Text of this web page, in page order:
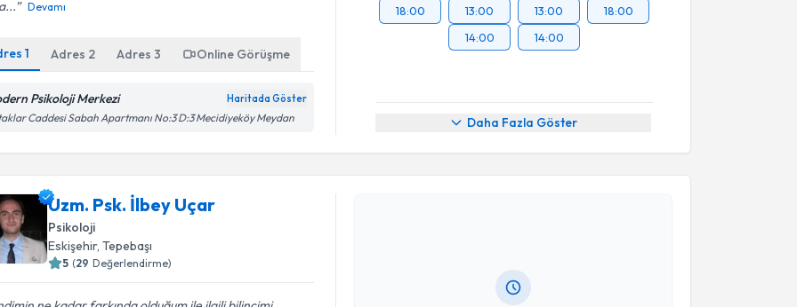
Devamı
1 Adres 2 Adres3 Online Görüşme
Psikoloji Merkezi Haritada Göster
Caddesi Sabah Apartmanı No:3 D:3 Mecidiyeköy Meydan
18:00
13:00
14:00
13:00
14:00
18:00
Daha Fazla Göster
Uzm. Psk. İlbey Uçar
Psikoloji
Eskişehir, Tepebaşı
5 (29 Değerlendirme)